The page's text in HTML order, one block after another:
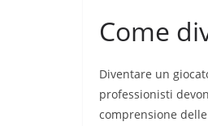
Come
Diventare un
professionisti
comprensione